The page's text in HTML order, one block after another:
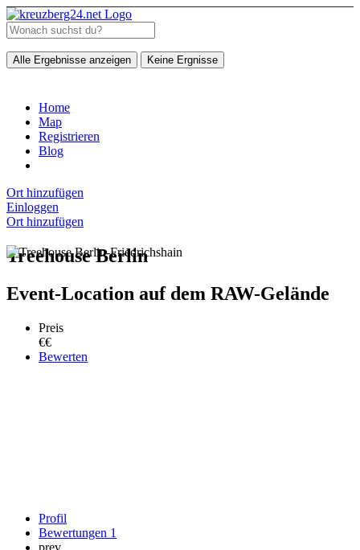
Alle Ergebnisse anzeigen Keine Ergnisse
Home
Map
Registrieren
Blog
Ort hinzufügen
Einloggen
Ort hinzufügen
Treehouse Berlin
Event-Location auf dem RAW-Gelände
Preis
€€
Bewerten
Profil
Bewertungen 1
prev